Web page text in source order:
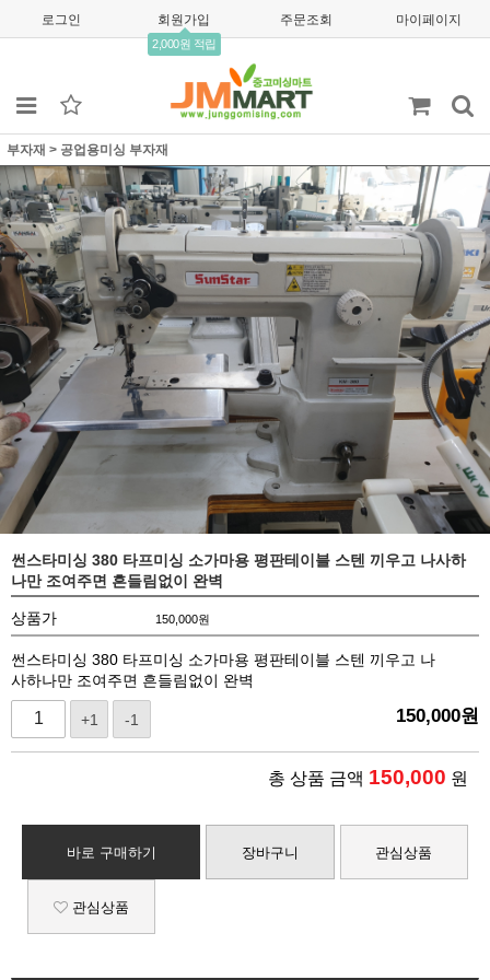
로그인 회원가입
2,000원 적립
주문조회 마이페이지
부자재 > 공업용미싱 부자재
썬스타미싱 380 타프미싱 소가마용 평판테이블 스텐 끼우고 나사하
나만 조여주면 흔들림없이 완벽
상품가 150,000원
썬스타미싱 380 타프미싱 소가마용 평판테이블 스텐 끼우고 나
사하나만 조여주면 흔들림없이 완벽
+1 -1 150,000원
총 상품 금액 150,000 원
바로 구매하기 장바구니 관심상품
관심상품